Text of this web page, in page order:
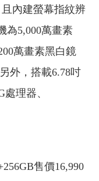
內建螢幕指紋辨
為5,000萬畫素
萬畫素黑白鏡
外，搭載6.78吋
理器、
售價16,990